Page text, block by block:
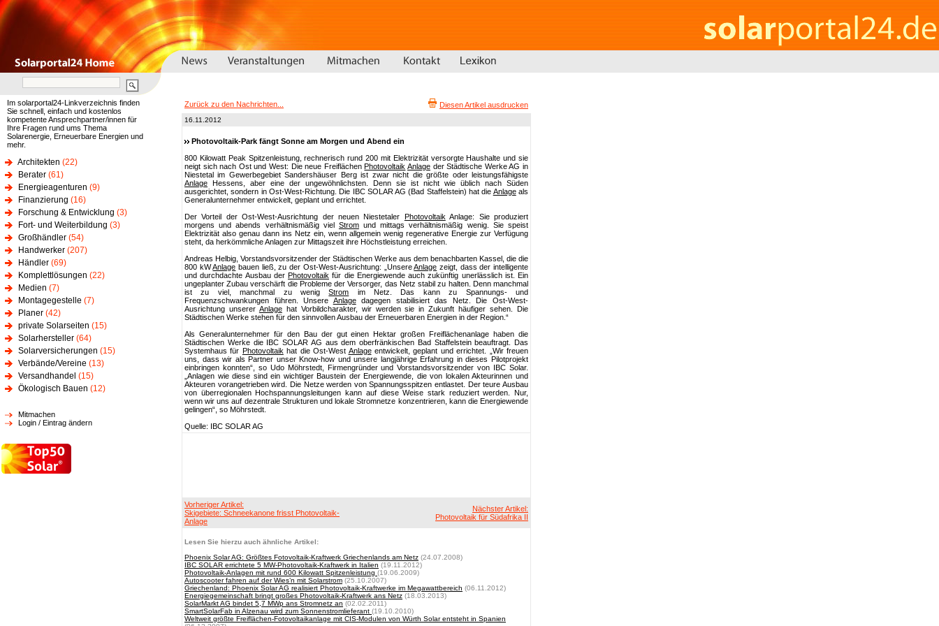
Im solarportal24-Linkverzeichnis finden
Sie schnell, einfach und kostenlos
kompetente Ansprechpartner/innen für
Ihre Fragen rund ums Thema
Solarenergie, Erneuerbare Energien und
mehr.
Architekten (22)
Berater (61)
Energieagenturen (9)
Finanzierung (16)
Forschung & Entwicklung (3)
Fort- und Weiterbildung (3)
Großhändler (54)
Handwerker (207)
Händler (69)
Komplettlösungen (22)
Medien (7)
Montagegestelle (7)
Planer (42)
private Solarseiten (15)
Solarhersteller (64)
Solarversicherungen (15)
Verbände/Vereine (13)
Versandhandel (15)
Ökologisch Bauen (12)
Mitmachen
Login / Eintrag ändern
Zurück zu den Nachrichten... Diesen Artikel ausdrucken
16.11.2012
Photovoltaik-Park fängt Sonne am Morgen und Abend ein
800 Kilowatt Peak Spitzenleistung, rechnerisch rund 200 mit Elektrizität versorgte Haushalte und sie
neigt sich nach Ost und West: Die neue FreiflächenPhotovoltaik Anlage der Städtische Werke AG in
Niestetal im Gewerbegebiet Sandershäuser Berg ist zwar nicht die größte oder leistungsfähigste
Anlage Hessens, aber eine der ungewöhnlichsten. Denn sie ist nicht wie üblich nach Süden
ausgerichtet, sondern in Ost-West-Richtung. Die IBC SOLAR AG (Bad Staffelstein) hat die Anlageals
Generalunternehmer entwickelt, geplant und errichtet.
Der Vorteil der Ost-West-Ausrichtung der neuen Niestetaler Photovoltaik Anlage: Sie produziert
morgens und abends verhältnismäßig viel Stromund mittags verhältnismäßig wenig. Sie speist
Elektrizität also genau dann ins Netz ein, wenn allgemein wenig regenerative Energie zur Verfügung
steht, da herkömmliche Anlagen zur Mittagszeit ihre Höchstleistung erreichen.
Andreas Helbig, Vorstandsvorsitzender der Städtischen Werke aus dem benachbarten Kassel, die die
800 kWAnlage bauen ließ, zu der Ost-West-Ausrichtung: „UnsereAnlage zeigt, dass der intelligente
und durchdachte Ausbau der Photovoltaik für die Energiewende auch zukünftig unerlässlich ist. Ein
ungeplanter Zubau verschärft die Probleme der Versorger, das Netz stabil zu halten. Denn manchmal
ist zu viel, manchmal zu wenigStrom im Netz. Das kann zu Spannungs- und
Frequenzschwankungen führen. Unsere Anlagedagegen stabilisiert das Netz. Die Ost-West-
Ausrichtung unserer Anlagehat Vorbildcharakter, wir werden sie in Zukunft häufiger sehen. Die
Städtischen Werke stehen für den sinnvollen Ausbau der Erneuerbaren Energien in der Region.“
Als Generalunternehmer für den Bau der gut einen Hektar großen Freiflächenanlage haben die
Städtischen Werke die IBC SOLAR AG aus dem oberfränkischen Bad Staffelstein beauftragt. Das
Systemhaus für Photovoltaik hat die Ost-West Anlageentwickelt, geplant und errichtet. „Wir freuen
uns, dass wir als Partner unser Know-how und unsere langjährige Erfahrung in dieses Pilotprojekt
einbringen konnten“, so Udo Möhrstedt, Firmengründer und Vorstandsvorsitzender von IBC Solar.
„Anlagen wie diese sind ein wichtiger Baustein der Energiewende, die von lokalen Akteurinnen und
Akteuren vorangetrieben wird. Die Netze werden von Spannungsspitzen entlastet. Der teure Ausbau
von überregionalen Hochspannungsleitungen kann auf diese Weise stark reduziert werden. Nur,
wenn wir uns auf dezentrale Strukturen und lokale Stromnetze konzentrieren, kann die Energiewende
gelingen“, so Möhrstedt.
Quelle: IBC SOLAR AG
Vorheriger Artikel:
Skigebiete: Schneekanone frisst Photovoltaik-
Anlage
Nächster Artikel:
Photovoltaik für Südafrika II
Lesen Sie hierzu auch ähnliche Artikel:
Phoenix Solar AG: Größtes Fotovoltaik-Kraftwerk Griechenlands am Netz (24.07.2008)
IBC SOLAR errichtete 5 MW-Photovoltaik-Kraftwerk in Italien (19.11.2012)
Photovoltaik-Anlagen mit rund 600 Kilowatt Spitzenleistung (19.06.2009)
Autoscooter fahren auf der Wies’n mit Solarstrom (25.10.2007)
Griechenland: Phoenix Solar AG realisiert Photovoltaik-Kraftwerke im Megawattbereich (06.11.2012)
Energiegemeinschaft bringt großes Photovoltaik-Kraftwerk ans Netz (18.03.2013)
SolarMarkt AG bindet 5,7 MWp ans Stromnetz an (02.02.2011)
SmartSolarFab in Alzenau wird zum Sonnenstromlieferant (19.10.2010)
Weltweit größte Freiflächen-Fotovoltaikanlage mit CIS-Modulen von Würth Solar entsteht in Spanien